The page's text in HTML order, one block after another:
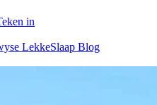
in
LekkeSlaap Blog